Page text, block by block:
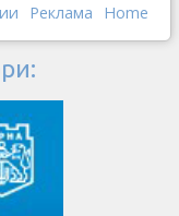
Реклама Home